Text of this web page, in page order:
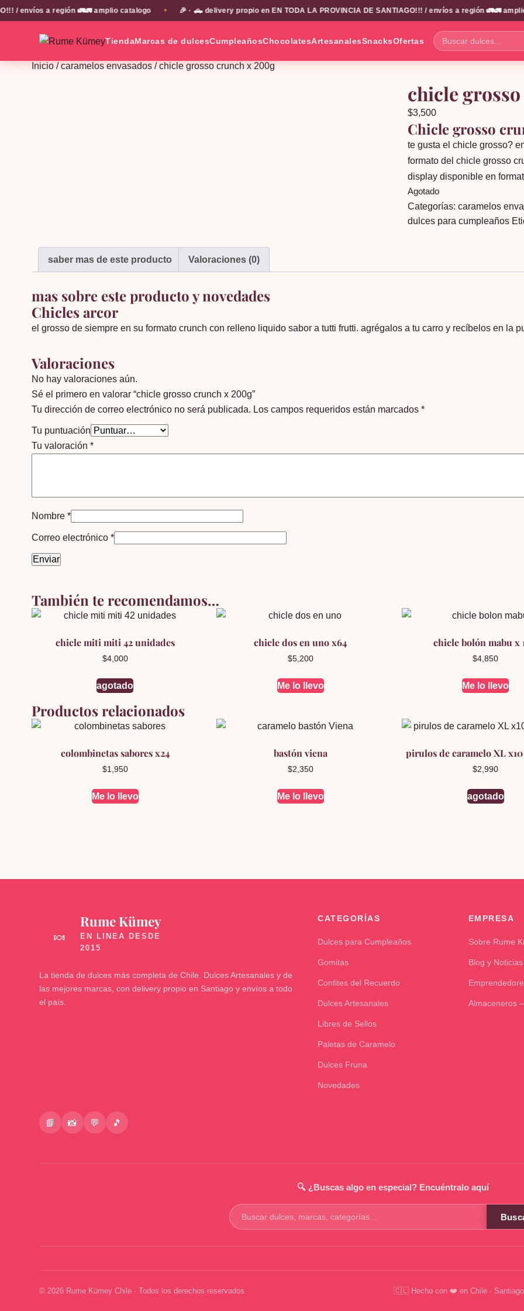
a región 🚛🚛 amplio catalogo ✦ 🎉 · 🛻 delivery propio en EN TODA LA PROVINCIA DE SANTIAGO!!! / envíos a región 🚛🚛 amplio
TiendaMarcas de dulcesCumpleañosChocolatesArtesanalesSnacksOfertas
Buscar
dulces...
Inicio/caramelos envasados/ chicle grosso crunch x 200g
chicle
$3,500
Chicle grosso
te gusta el chicle grosso?
formato del chicle grosso
display disponible en
Agotado
Categorías: caramelos
dulces para cumpleaños
saber mas de este producto Valoraciones (0)
mas sobre este producto y novedades
Chicles arcor
el grosso de siempre en su formato crunch con relleno liquido sabor a tutti frutti. agrégalos a tu carro y recíbelos en la
Valoraciones
No hay valoraciones aún.
Sé el primero en valorar “chicle grosso crunch x 200g”
Tu dirección de correo electrónico no será publicada. Los campos requeridos están marcados *
Tu puntuación
Tu valoración *
Nombre *
Correo electrónico *
También te recomendamos…
chicle miti miti 42 unidades
$4,000
agotado
chicle dos en uno x64
$5,200
Me lo llevo
chicle bolón mabu x
$4,850
Me lo llevo
Productos relacionados
colombinetas sabores x24
$1,950
Me lo llevo
bastón viena
$2,350
Me lo llevo
pirulos de caramelo XL
$2,990
agotado
🍬
Rume Kümey
La tienda de dulces más completa de Chile. Dulces Artesanales y de
las mejores marcas, con delivery propio en Santiago y envíos a todo
el país.
📘 📸 💬 🎵
CATEGORÍAS
Dulces para Cumpleaños
Gomitas
Confites del Recuerdo
Dulces Artesanales
Libres de Sellos
Paletas de Caramelo
Dulces Fruna
Novedades
EMPRESA
Sobre Rume
Blog y Noticias
Almaceneros
🔍 ¿Buscas algo en especial? Encuéntralo aquí
Buscar
productos
© 2026 Rume Kümey Chile · Todos los derechos reservados 🇨🇱 Hecho con ❤️ en Chile · Santiago